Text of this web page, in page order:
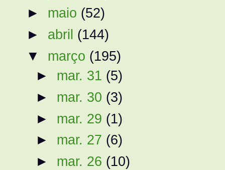
► maio (52)
► abril (144)
▼ março (195)
► mar. 31 (5)
► mar. 30 (3)
► mar. 29 (1)
► mar. 27 (6)
► mar. 26 (10)